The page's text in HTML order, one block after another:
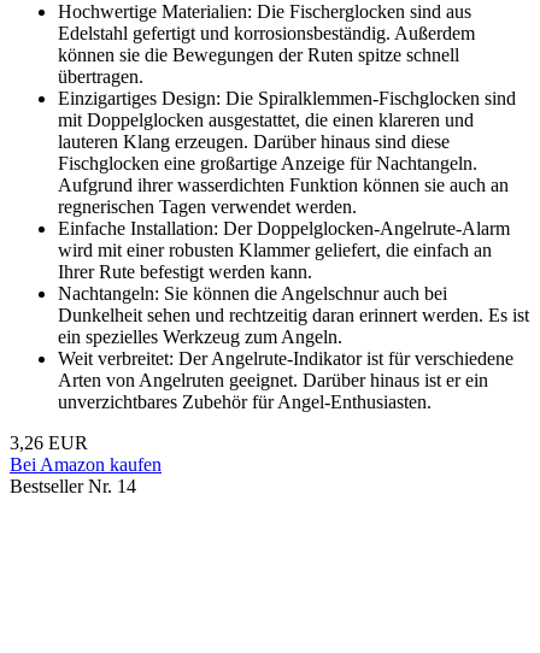
Hochwertige Materialien: Die Fischerglocken sind aus
Edelstahl gefertigt und korrosionsbeständig. Außerdem
können sie die Bewegungen der Ruten spitze schnell
übertragen.
Einzigartiges Design: Die Spiralklemmen-Fischglocken sind
mit Doppelglocken ausgestattet, die einen klareren und
lauteren Klang erzeugen. Darüber hinaus sind diese
Fischglocken eine großartige Anzeige für Nachtangeln.
Aufgrund ihrer wasserdichten Funktion können sie auch an
regnerischen Tagen verwendet werden.
Einfache Installation: Der Doppelglocken-Angelrute-Alarm
wird mit einer robusten Klammer geliefert, die einfach an
Ihrer Rute befestigt werden kann.
Nachtangeln: Sie können die Angelschnur auch bei
Dunkelheit sehen und rechtzeitig daran erinnert werden. Es ist
ein spezielles Werkzeug zum Angeln.
Weit verbreitet: Der Angelrute-Indikator ist für verschiedene
Arten von Angelruten geeignet. Darüber hinaus ist er ein
unverzichtbares Zubehör für Angel-Enthusiasten.
3,26 EUR
Bei Amazon kaufen
Bestseller Nr. 14